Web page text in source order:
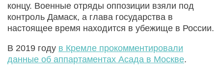
концу. Военные отряды оппозиции взяли под
контроль Дамаск, а глава государства в
настоящее время находится в убежище в России.
В 2019 году в Кремле прокомментировали
данные об аппартаментах Асада в Москве.